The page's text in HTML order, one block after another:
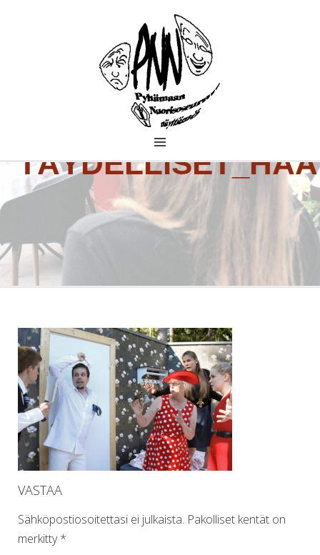
PYHÄMAAN
NUORISOSEURAN
NÄYTTÄMÖ
VASTAA
Sähköpostiosoitettasi ei julkaista. Pakolliset kentät on
merkitty*